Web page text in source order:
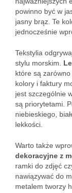
powinno być w
jasny brąz. Te
jednocześnie
Tekstylia
stylu morskim.
które są
kolory i faktury
jest szczególnie
są priorytetami.
niebieskiego,
lekkości.
Warto także
dekoracyjne z
ramki do zdjęć
nawiązywać do
metalem tworzy